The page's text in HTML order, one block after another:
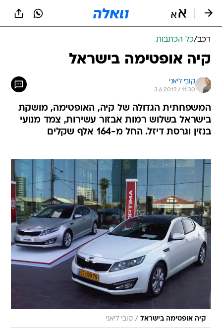
רכב/כל הכתבות
קיה אופטימה בישראל
קובי ליאני
3.6.2012 / 11:30
המשפחתית הגדולה של קיה, האופטימה, מושקת
בישראל בשלוש רמות אבזור עשירות, צמד מנועי
בנזין וגרסת דיזל. החל מ-164 אלף שקלים
קיה אופטימה בישראל / קובי ליאני